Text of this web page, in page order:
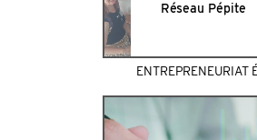
Réseau Pépite